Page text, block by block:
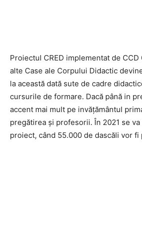
Proiectul CRED implementat de
alte Case ale Corpului Didactic
la această dată sute de cadre
cursurile de formare. Dacă până in
accent mai mult pe invățământul
pregătirea și profesorii. În 2021 se
proiect, când 55.000 de dascăli vor